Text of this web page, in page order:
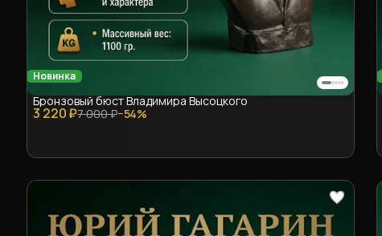
Новинка
3 220 ₽7 000 ₽−54%
Бронзовый бюст Владимира Высоцкого